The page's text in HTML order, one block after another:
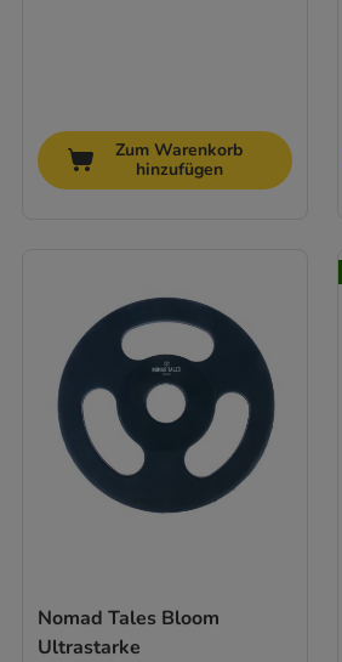
Zum Warenkorb
hinzufügen
Nomad Tales Bloom
Ultrastarke